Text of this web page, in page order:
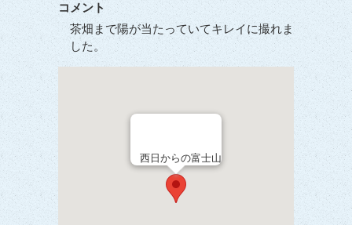
コメント
茶畑まで陽が当たっていてキレイに撮れま
した。
西日からの富士山